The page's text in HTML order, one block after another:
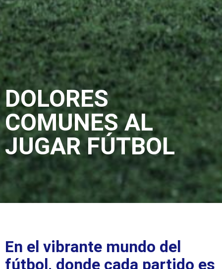
DOLORES
COMUNES AL
JUGAR FÚTBOL
En el vibrante mundo del
fútbol, ​​donde cada partido es